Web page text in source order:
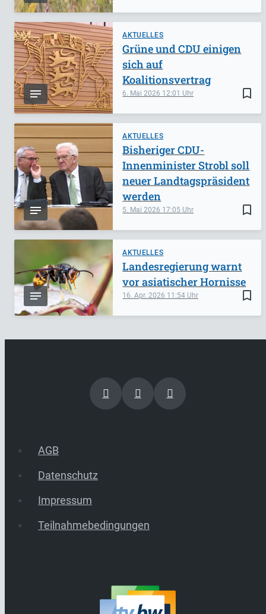
AKTUELLES
bookmark_border
6. Mai 2026 12:01
Grüne und CDU einigen
sich auf
Koalitionsvertrag
AKTUELLES
bookmark_border
5. Mai 2026 17:05
Bisheriger CDU-
Innenminister Strobl soll
neuer Landtagspräsident
werden
AKTUELLES
bookmark_border
16. Apr. 2026 11:54
Landesregierung warnt
vor asiatischer Hornisse
AGB
Datenschutz
Impressum
Teilnahmebedingungen